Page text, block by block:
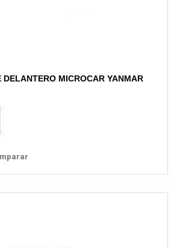
DELANTERO MICROCAR YANMAR